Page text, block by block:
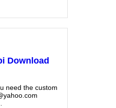
Download
need the custom